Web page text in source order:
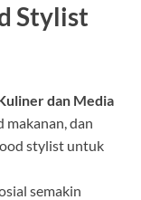
Stylist
dan Media
makanan, dan
stylist untuk
semakin